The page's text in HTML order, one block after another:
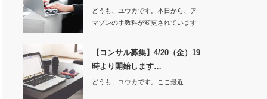
どうも、ユウカです。本日から、ア
マゾンの手数料が変更されています
【コンサル募集】4/20（金）19
時より開始します…
どうも、ユウカです。ここ最近…